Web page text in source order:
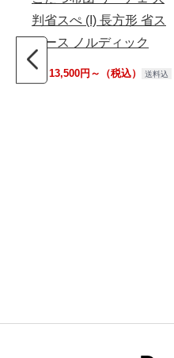
判省スぺ (I) 長方形 省ス
ぺース ノルディック
13,500円～（税込） 送料込